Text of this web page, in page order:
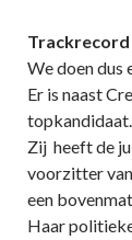
Trackrecord
We doen dus
Er is naast
topkandidaat.
Zij heeft de
voorzitter
een
Haar